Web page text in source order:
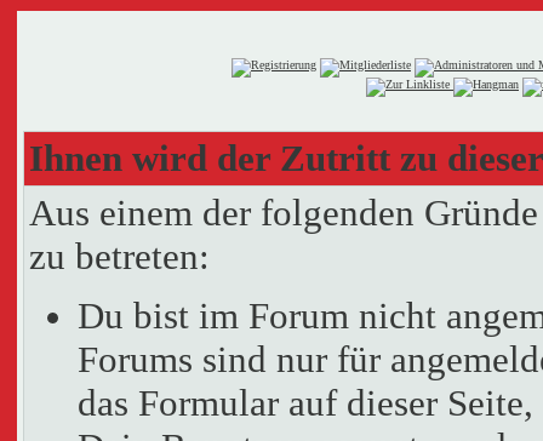
Ihnen wird der Zutritt zu
Aus einem der folgenden
zu betreten:
Du bist im Forum nicht
Forums sind nur für
das Formular auf dieser